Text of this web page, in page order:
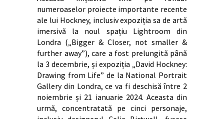
numeroaselor proiecte importante recente
ale lui Hockney, inclusiv expoziția sa de artă
imersivă la noul spațiu Lightroom din
Londra („Bigger & Closer, not smaller &
further away”), care a fost prelungită până
la 3 decembrie, și expoziția „David Hockney:
Drawing from Life” de la National Portrait
Gallery din Londra, ce va fi deschisă între 2
noiembrie și 21 ianuarie 2024. Aceasta din
urmă, concentratată pe cinci personaje,